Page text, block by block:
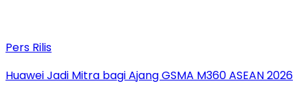
Pers Rilis
Huawei Jadi Mitra bagi Ajang GSMA M360 ASEAN 2026